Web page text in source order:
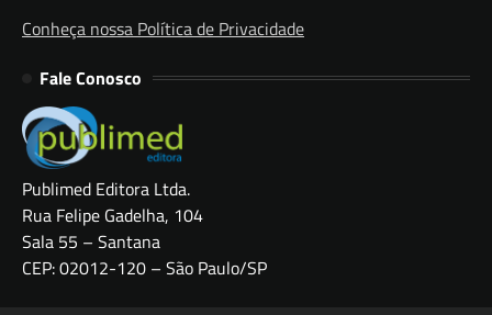
Conheça nossa Política de Privacidade
Fale Conosco
Publimed Editora Ltda.
Rua Felipe Gadelha, 104
Sala 55 – Santana
CEP: 02012-120 – São Paulo/SP